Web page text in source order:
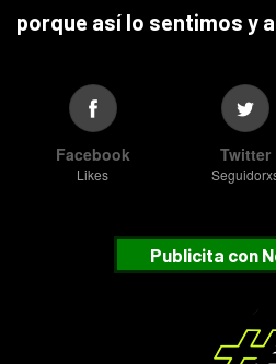
porque así lo sentimos y
Facebook
Likes
Twitter
Publicita con